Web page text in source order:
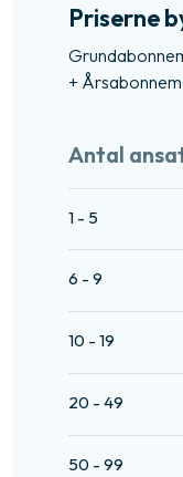
​Priserne
+
Antal
1 - 5
6 - 9
10 - 19
20 - 49
50 - 99